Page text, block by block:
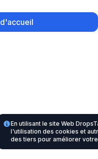
En utilisant le site Web
l'utilisation des cookies et
des tiers pour améliorer